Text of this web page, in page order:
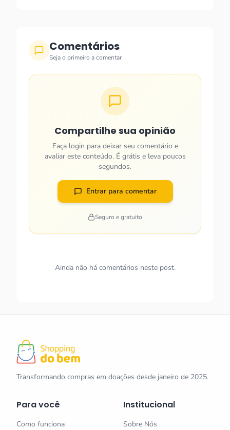
Comentários
Seja o primeiro a comentar
Compartilhe sua opinião
Faça login para deixar seu comentário e
avaliar este conteúdo. É grátis e leva poucos
segundos.
Entrar para comentar
Seguro e gratuito
Ainda não há comentários neste post.
Transformando compras em doações desde janeiro de 2025.
Para você
Como funciona
Institucional
Sobre Nós